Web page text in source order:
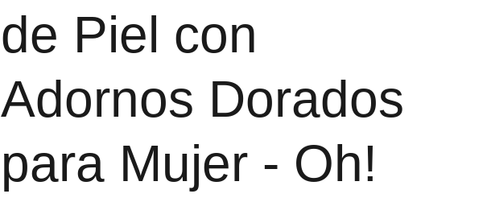
de Piel con
Adornos Dorados
para Mujer - Oh!